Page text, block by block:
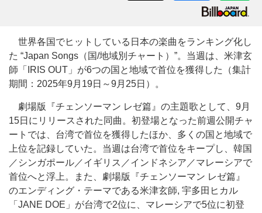
世界各国でヒットしている日本の楽曲をランキング化し
た “Japan Songs（国/地域別チャート）”。当週は、米津玄
師「IRIS OUT」が6つの国と地域で首位を獲得した（集計
期間：2025年9月19日～9月25日）。
劇場版『チェンソーマン レゼ篇』の主題歌として、9月
15日にリリースされた同曲。初登場となった前週公開チャ
ートでは、台湾で首位を獲得したほか、多くの国と地域で
上位を記録していた。当週は台湾で首位をキープし、韓国
／シンガポール／イギリス／インドネシア／マレーシアで
首位へと浮上。また、劇場版『チェンソーマン レゼ篇』
のエンディング・テーマである米津玄師, 宇多田ヒカル
「JANE DOE」が台湾で2位に、マレーシアで5位に初登